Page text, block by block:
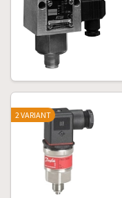
2 VARIANT